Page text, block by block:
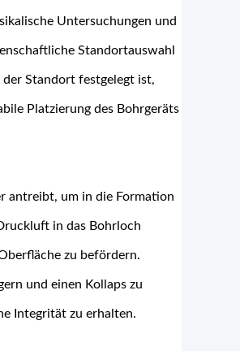
Untersuchungen und
Standortauswahl
der Standort festgelegt ist,
Platzierung des Bohrgeräts
antreibt, um in die Formation
in das Bohrloch
zu befördern.
und einen Kollaps zu
Integrität zu erhalten.